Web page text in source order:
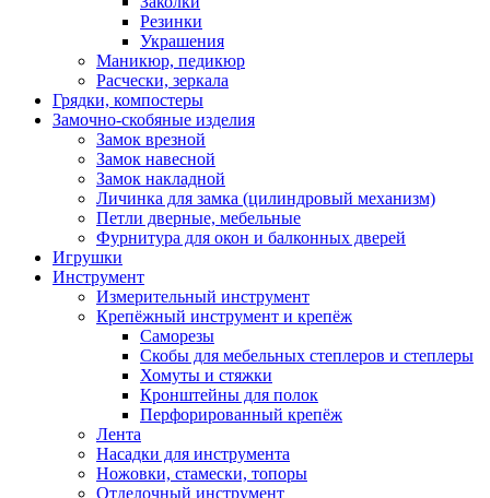
Резинки
Украшения
Маникюр, педикюр
Расчески, зеркала
Грядки, компостеры
Замочно-скобяные изделия
Замок врезной
Замок навесной
Замок накладной
Личинка для замка (цилиндровый механизм)
Петли дверные, мебельные
Фурнитура для окон и балконных дверей
Игрушки
Инструмент
Измерительный инструмент
Крепёжный инструмент и крепёж
Саморезы
Скобы для мебельных степлеров и степлеры
Хомуты и стяжки
Кронштейны для полок
Перфорированный крепёж
Лента
Насадки для инструмента
Ножовки, стамески, топоры
Отделочный инструмент